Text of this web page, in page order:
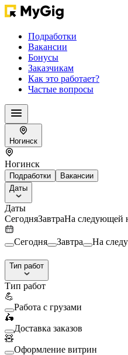
Подработки
Вакансии
Бонусы
Заказчикам
Как это работает?
Частые вопросы
Ногинск
Ногинск
Подработки
Вакансии
Даты
Даты
СегодняЗавтраНа следующей
Сегодня Завтра На
Тип работ
Тип работ
💪
Работа с грузами
🛵
Доставка заказов
🧸
Оформление витрин